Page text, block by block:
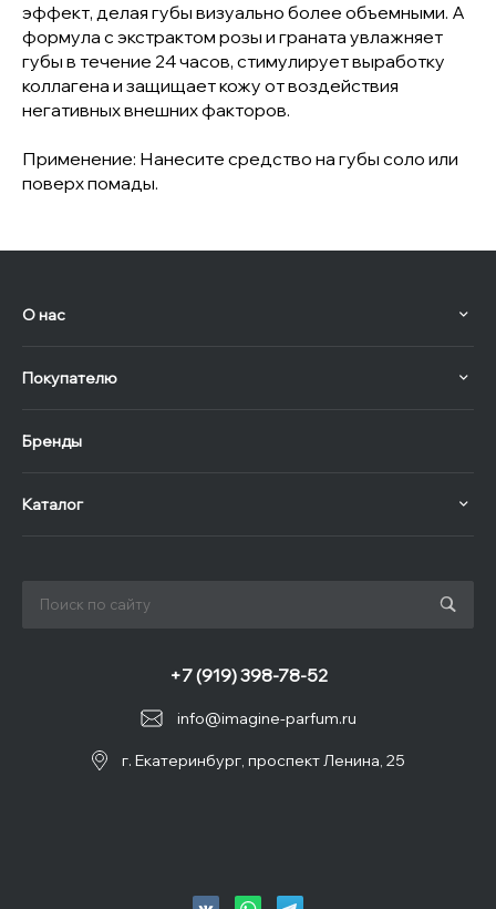
эффект, делая губы визуально более объемными. А
формула с экстрактом розы и граната увлажняет
губы в течение 24 часов, стимулирует выработку
коллагена и защищает кожу от воздействия
негативных внешних факторов.
Применение: Нанесите средство на губы соло или
поверх помады.
О нас
Покупателю
Бренды
Каталог
info@imagine-parfum.ru
+7 (919) 398-78-52
г. Екатеринбург, проспект Ленина, 25